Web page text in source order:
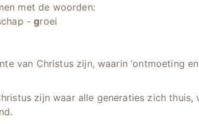
met de woorden:
-groei
van Christus zijn, waarin ‘ontmoeting
zijn waar alle generaties zich thuis,